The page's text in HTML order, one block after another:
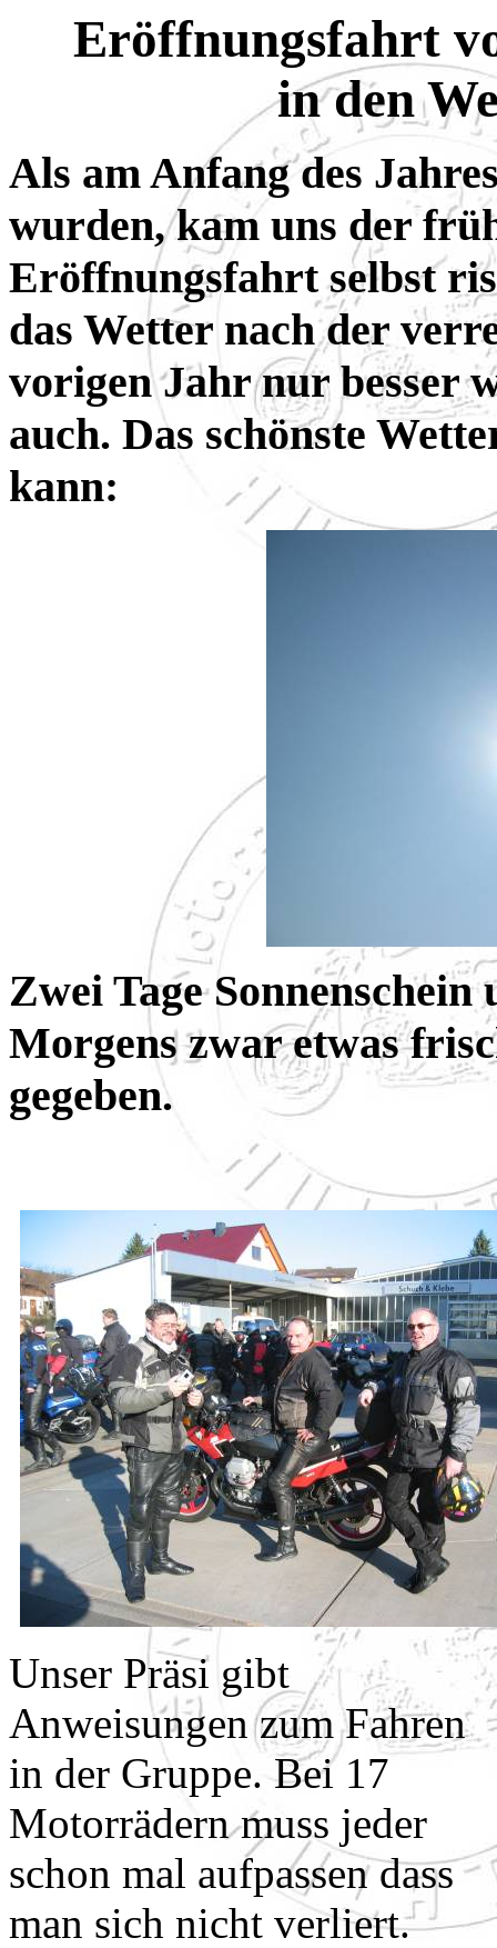
Eröffnungsfahrt
in den
Als am Anfang des
wurden, kam uns der
Eröffnungsfahrt selbst
das Wetter nach der
vorigen Jahr nur besser
auch. Das schönste
kann:
Zwei Tage
Morgens zwar etwas
gegeben.
Unser Präsi gibt
Anweisungen zum Fahren
in der Gruppe. Bei 17
Motorrädern muss jeder
schon mal aufpassen dass
man sich nicht verliert.